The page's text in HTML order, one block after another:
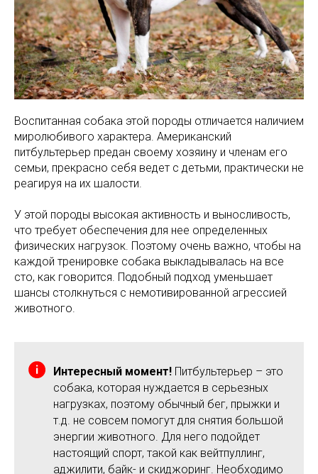
Воспитанная собака этой породы отличается наличием
миролюбивого характера. Американский
питбультерьер предан своему хозяину и членам его
семьи, прекрасно себя ведет с детьми, практически не
реагируя на их шалости.
У этой породы высокая активность и выносливость,
что требует обеспечения для нее определенных
физических нагрузок. Поэтому очень важно, чтобы на
каждой тренировке собака выкладывалась на все
сто, как говорится. Подобный подход уменьшает
шансы столкнуться с немотивированной агрессией
животного.
Интересный момент! Питбультерьер – это
собака, которая нуждается в серьезных
нагрузках, поэтому обычный бег, прыжки и
т.д. не совсем помогут для снятия большой
энергии животного. Для него подойдет
настоящий спорт, такой как вейтпуллинг,
аджилити, байк- и скиджоринг. Необходимо